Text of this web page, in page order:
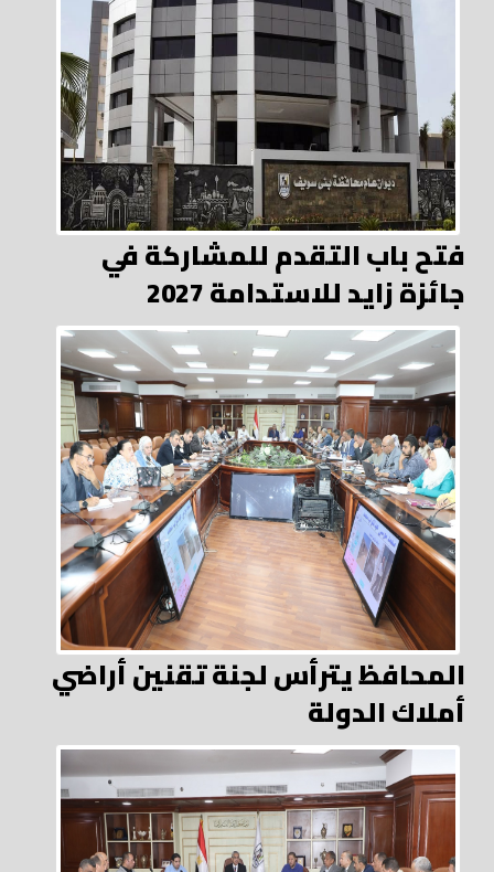
فتح باب التقدم للمشاركة في
جائزة زايد للاستدامة 2027
المحافظ يترأس لجنة تقنين أراضي
أملاك الدولة